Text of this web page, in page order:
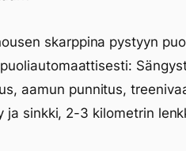
skarppina pystyyn
aamun punnitus,
ja sinkki, 2-3 kilometrin